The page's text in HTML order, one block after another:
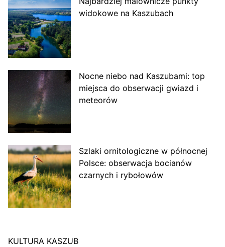
widokowe na Kaszubach
Nocne niebo nad Kaszubami: top
miejsca do obserwacji gwiazd i
meteorów
Szlaki ornitologiczne w północnej
Polsce: obserwacja bocianów
czarnych i rybołowów
KULTURA KASZUB